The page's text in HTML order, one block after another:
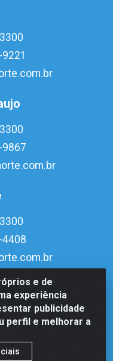
e de
experiência
publicidade
perfil e melhorar a
Câmara, 1815 - Dix-
600 - CNPJ
51